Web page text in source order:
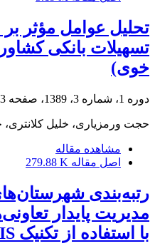
تحلیل عوامل مؤثر بر
تسهیلات بانکی
خوی)
دوره 1، شماره 3، 1389، صفحه
حجت ورمزیاری، خلیل
مشاهده مقاله
اصل مقاله 279.88 K
رتبه‌بندی
مدیریت پایدار
با استفاده از تکنیک TOPSIS